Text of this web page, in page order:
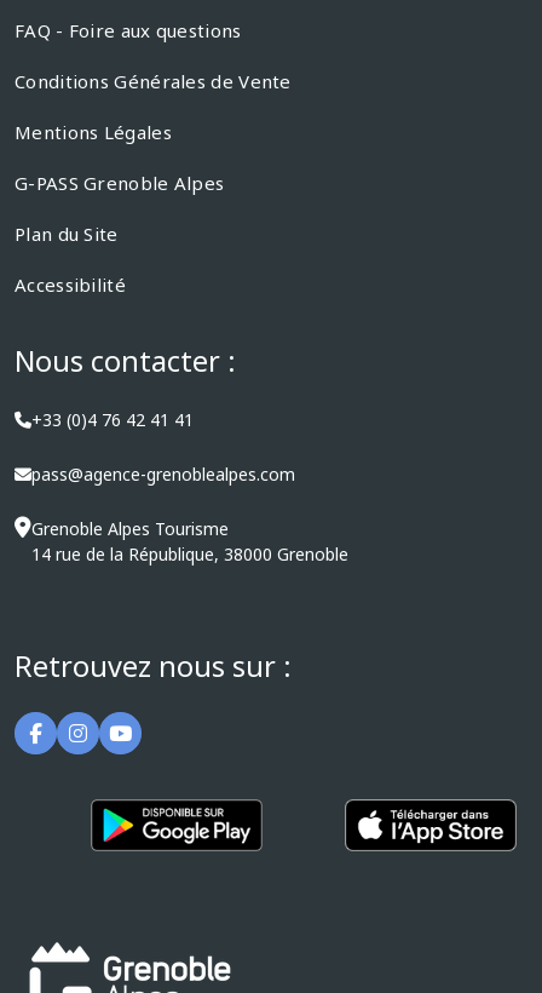
FAQ - Foire aux questions
Conditions Générales de Vente
Mentions Légales
G-PASS Grenoble Alpes
Plan du Site
Accessibilité
Nous contacter :
+33 (0)4 76 42 41 41
pass@agence-grenoblealpes.com
Grenoble Alpes Tourisme
14 rue de la République, 38000 Grenoble
Retrouvez nous sur :